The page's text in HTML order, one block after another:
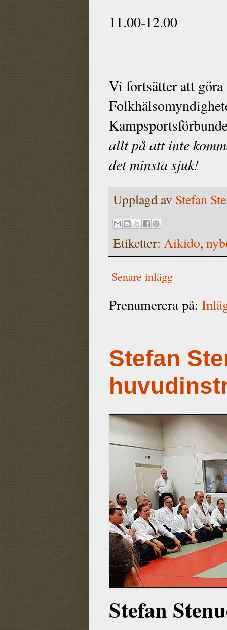
11.00-12.00
Vi fortsätter att göra
allt på att inte
det minsta sjuk!
Upplagd av Stefan
Etiketter: Aikido,
Senare inlägg
Prenumerera på:
Stefan
Stefan